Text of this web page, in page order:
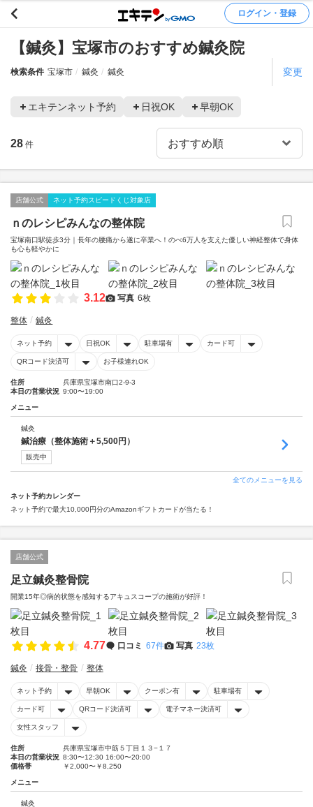
ログイン・登録
【鍼灸】宝塚市のおすすめ鍼灸院
検索条件 宝塚市 鍼灸 鍼灸 変更
エキテンネット予約 日祝OK 早朝OK
28 件
店舗公式 ネット予約スピードくじ対象店
ｎのレシピみんなの整体院
宝塚南口駅徒歩3分｜長年の腰痛から遂に卒業へ！のべ6万人を支えた優しい神経整体で身体
も心も軽やかに
3.12 写真 6枚
整体 鍼灸
ネット予約 日祝OK 駐車場有 カード可
QRコード決済可 お子様連れOK
住所
兵庫県宝塚市南口2-9-3
本日の営業状況 9:00〜19:00
メニュー
鍼灸
鍼治療（整体施術＋5,500円）
販売中
全てのメニューを見る
ネット予約カレンダー
ネット予約で最大10,000円分のAmazonギフトカードが当たる！
店舗公式
足立鍼灸整骨院
開業15年◎病的状態を感知するアキュスコープの施術が好評！
4.77 口コミ 67件 写真 23枚
鍼灸 接骨・整骨 整体
ネット予約 早朝OK クーポン有 駐車場有
カード可 QRコード決済可 電子マネー決済可
女性スタッフ
住所
兵庫県宝塚市中筋５丁目１３−１７
本日の営業状況 8:30〜12:30 16:00〜20:00
価格帯
￥2,000〜￥8,250
メニュー
鍼灸